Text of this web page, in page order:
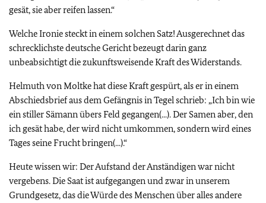
gesät, sie aber reifen lassen.“
Welche Ironie steckt in einem solchen Satz! Ausgerechnet das
schrecklichste deutsche Gericht bezeugt darin ganz
unbeabsichtigt die zukunftsweisende Kraft des Widerstands.
Helmuth von Moltke hat diese Kraft gespürt, als er in einem
Abschiedsbrief aus dem Gefängnis in Tegel schrieb: „Ich bin wie
ein stiller Sämann übers Feld gegangen(...). Der Samen aber, den
ich gesät habe, der wird nicht umkommen, sondern wird eines
Tages seine Frucht bringen(...).“
Heute wissen wir: Der Aufstand der Anständigen war nicht
vergebens. Die Saat ist aufgegangen und zwar in unserem
Grundgesetz, das die Würde des Menschen über alles andere